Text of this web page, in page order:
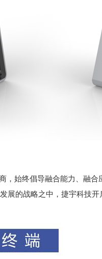
，始终倡导融合能力、融
的战略之中，捷宇科技开